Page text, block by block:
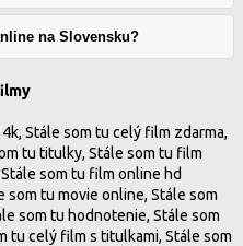
na Slovensku?
Stále som tu celý film zdarma,
tu titulky, Stále som tu film
som tu film online hd
som tu movie online, Stále som
som tu hodnotenie, Stále som
tu celý film s titulkami, Stále som